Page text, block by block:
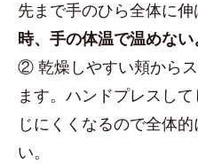
先まで手のひら全体に伸
時、手の体温で温めない
② 乾燥しやすい頬から
ます。ハンドプレスし
じにくくなるので全体
い。